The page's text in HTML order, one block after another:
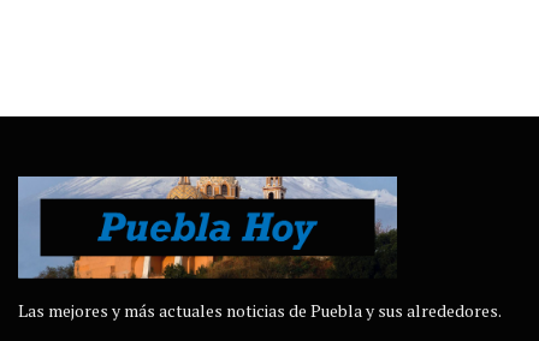
Las mejores y más actuales noticias de Puebla y sus alrededores.